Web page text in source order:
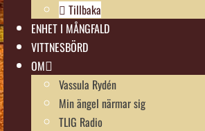
Tillbaka
ENHET I MÅNGFALD
VITTNESBÖRD
OM
Vassula Rydén
Min ängel närmar sig
TLIG Radio